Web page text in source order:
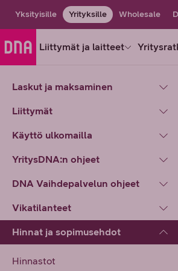
Yksityisille Yrityksille Wholesale
Liittymät ja laitteet
Laskut ja maksaminen
Liittymät
Käyttö ulkomailla
YritysDNA:n ohjeet
DNA Vaihdepalvelun ohjeet
Vikatilanteet
Hinnat ja sopimusehdot
Hinnastot